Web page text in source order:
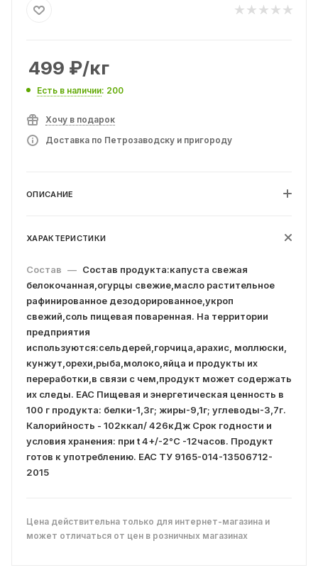
499 ₽/кг
Есть в наличии: 200
Хочу в подарок
Доставка по Петрозаводску и пригороду
ОПИСАНИЕ
ХАРАКТЕРИСТИКИ
Состав — Состав продукта:капуста свежая
белокочанная,огурцы свежие,масло растительное
рафинированное дезодорированное,укроп
свежий,соль пищевая поваренная. На территории
предприятия
используются:сельдерей,горчица,арахис, моллюски,
кунжут,орехи,рыба,молоко,яйца и продукты их
переработки,в связи с чем,продукт может содержать
их следы. ЕАС Пищевая и энергетическая ценность в
100 г продукта: белки-1,3г; жиры-9,1г; углеводы-3,7г.
Калорийность - 102ккал/ 426кДж Срок годности и
условия хранения: при t 4+/-2°С -12часов. Продукт
готов к употреблению. ЕАС ТУ 9165-014-13506712-
2015
Цена действительна только для интернет-магазина и
может отличаться от цен в розничных магазинах